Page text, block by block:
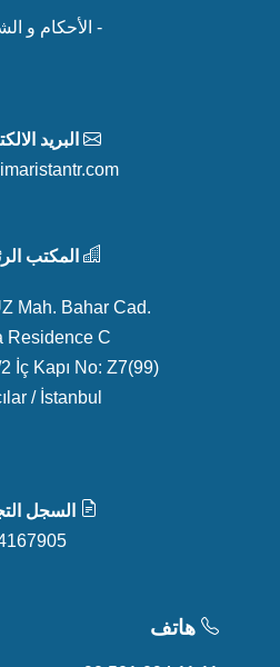
- الأحكام و
البريد
المكتب
Mah. Bahar Cad.
Residence C
İç Kapı No: Z7(99)
/ İstanbul
السجل
هاتف